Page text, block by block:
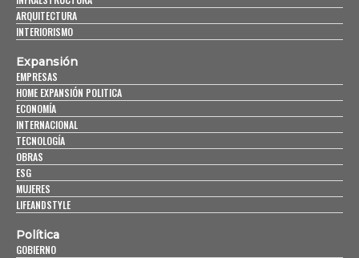
ARQUITECTURA
INTERIORISMO
Expansión
EMPRESAS
HOME EXPANSIÓN POLITICA
ECONOMÍA
INTERNACIONAL
TECNOLOGÍA
OBRAS
ESG
MUJERES
LIFEANDSTYLE
Política
GOBIERNO